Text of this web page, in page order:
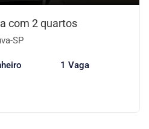
com 2 quartos
SP
1 Vaga